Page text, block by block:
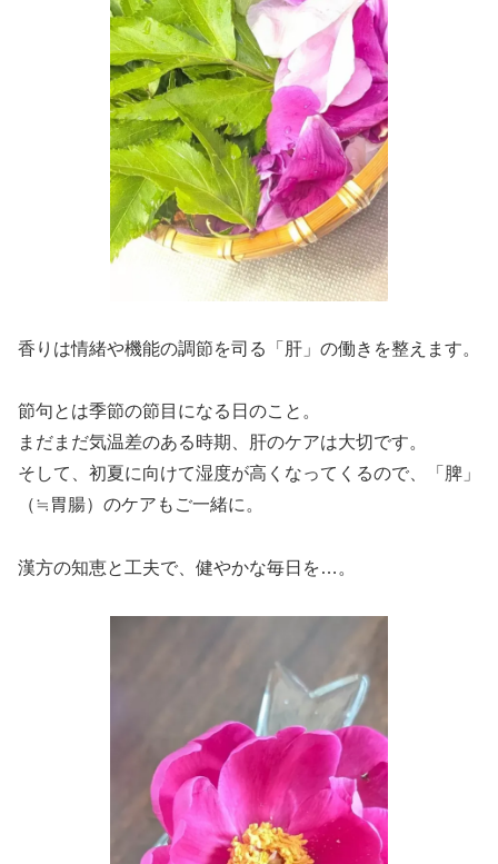
香りは情緒や機能の調節を司る「肝」の働きを整えます。
節句とは季節の節目になる日のこと。
まだまだ気温差のある時期、肝のケアは大切です。
そして、初夏に向けて湿度が高くなってくるので、「脾」
（≒胃腸）のケアもご一緒に。
漢方の知恵と工夫で、健やかな毎日を…。